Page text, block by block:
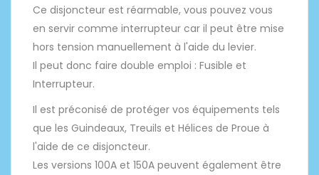
Ce disjoncteur est réarmable, vous pouvez vous
en servir comme interrupteur car il peut être mise
hors tension manuellement à l'aide du levier.
Il peut donc faire double emploi : Fusible et
Interrupteur.
Il est préconisé de protéger vos équipements tels
que les Guindeaux, Treuils et Hélices de Proue à
l'aide de ce disjoncteur.
Les versions 100A et 150A peuvent également être